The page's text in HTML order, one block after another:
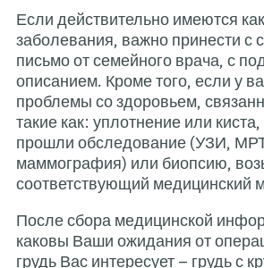
Если
письмо от
проблемы
такие как:
прошли
После
каковы
грудь Вас